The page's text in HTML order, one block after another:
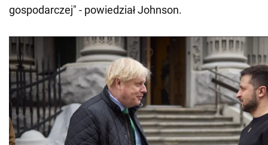
gospodarczej" - powiedział Johnson.